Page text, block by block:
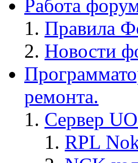
Работа
Правила
Новости
ремонта.
Сервер
RPL